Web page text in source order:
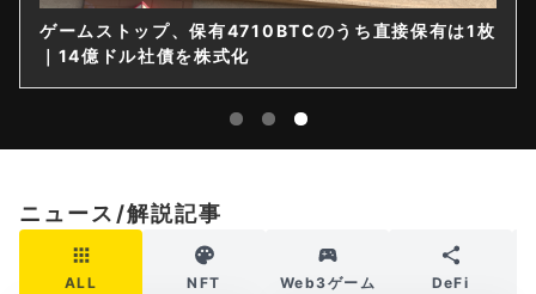
ゲームストップ、保有4710BTCのうち直接保有は1枚
｜14億ドル社債を株式化
ニュース/解説記事
ALL NFT Web3ゲーム DeFi